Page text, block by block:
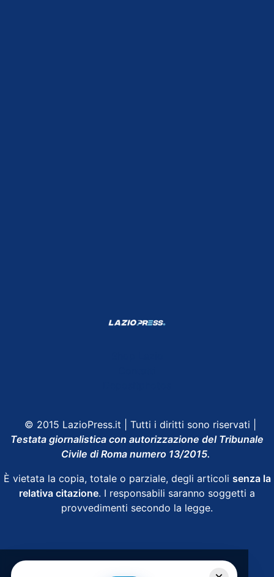
© 2015 LazioPress.it | Tutti i diritti sono riservati |
Testata giornalistica con autorizzazione del Tribunale
Civile di Roma numero 13/2015.
È vietata la copia, totale o parziale, degli articoli senza la
relativa citazione. I responsabili saranno soggetti a
provvedimenti secondo la legge.